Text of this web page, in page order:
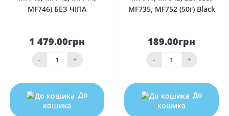
MF746) БЕЗ ЧІПА
1 479.00грн
- +
До
кошика
MF735, MF752 (50г) Black
189.00грн
- +
До
кошика